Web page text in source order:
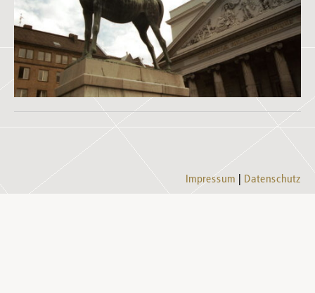
Impressum Datenschutz